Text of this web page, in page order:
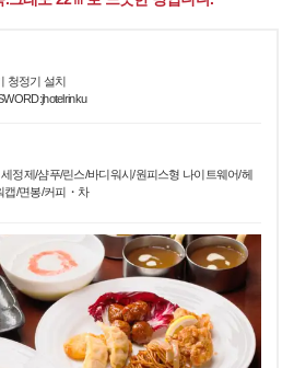
청정기 설치
정제/샴푸/린스/바디워시/원피스형 나이트웨어/헤
캡/면봉/커피・차